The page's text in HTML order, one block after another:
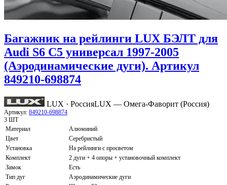
Багажник на рейлинги LUX БЭЛТ для
Audi S6 C5 универсал 1997-2005
(Аэродинамические дуги). Артикул
849210-698874
LUX · РоссияLUX — Омега-Фаворит (Россия)
Артикул: 849210-698874
3 ШТ
Материал
Алюминий
Цвет
Серебристый
Установка
На рейлинги с просветом
Комплект
2 дуги + 4 опоры + установочный комплект
Замок
Есть
Тип дуг
Аэродинамические дуги